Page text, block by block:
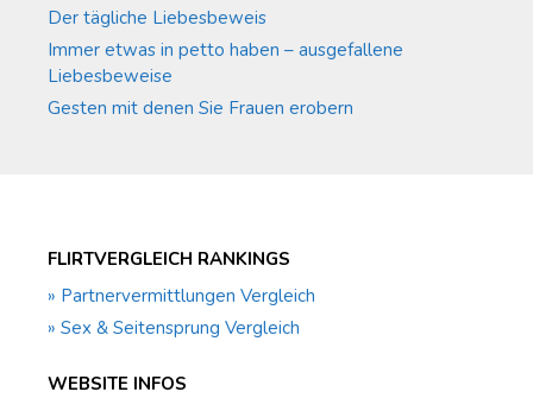
Der tägliche Liebesbeweis
Immer etwas in petto haben – ausgefallene
Liebesbeweise
Gesten mit denen Sie Frauen erobern
FLIRTVERGLEICH RANKINGS
» Partnervermittlungen Vergleich
» Sex & Seitensprung Vergleich
WEBSITE INFOS